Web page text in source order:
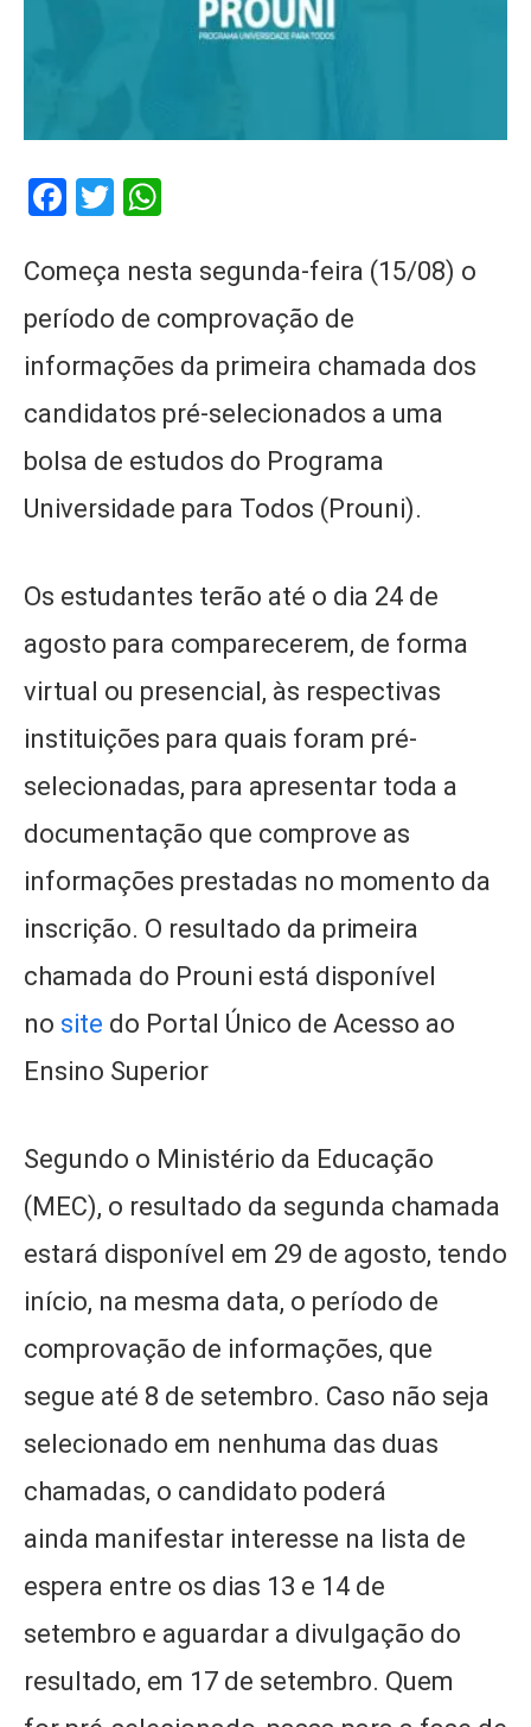
Facebook
Twitter
Começa nesta segunda-feira (15/08) o
período de comprovação de
informações da primeira chamada dos
candidatos pré-selecionados a uma
bolsa de estudos do Programa
Universidade para Todos (Prouni).
Os estudantes terão até o dia 24 de
agosto para comparecerem, de forma
virtual ou presencial, às respectivas
instituições para quais foram pré-
selecionadas, para apresentar toda a
documentação que comprove as
informações prestadas no momento da
inscrição. O resultado da primeira
chamada do Prouni está disponível
no site do Portal Único de Acesso ao
Ensino Superior
Segundo o Ministério da Educação
(MEC), o resultado da segunda chamada
estará disponível em 29 de agosto, tendo
início, na mesma data, o período de
comprovação de informações, que
segue até 8 de setembro. Caso não seja
selecionado em nenhuma das duas
chamadas, o candidato poderá
ainda manifestar interesse na lista de
espera entre os dias 13 e 14 de
setembro e aguardar a divulgação do
resultado, em 17 de setembro. Quem